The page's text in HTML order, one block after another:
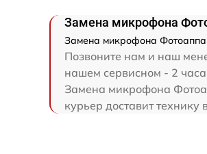
Замена микрофона
Замена микрофона
Позвоните нам и наш
нашем сервисном - 2
Замена микрофона
курьер доставит